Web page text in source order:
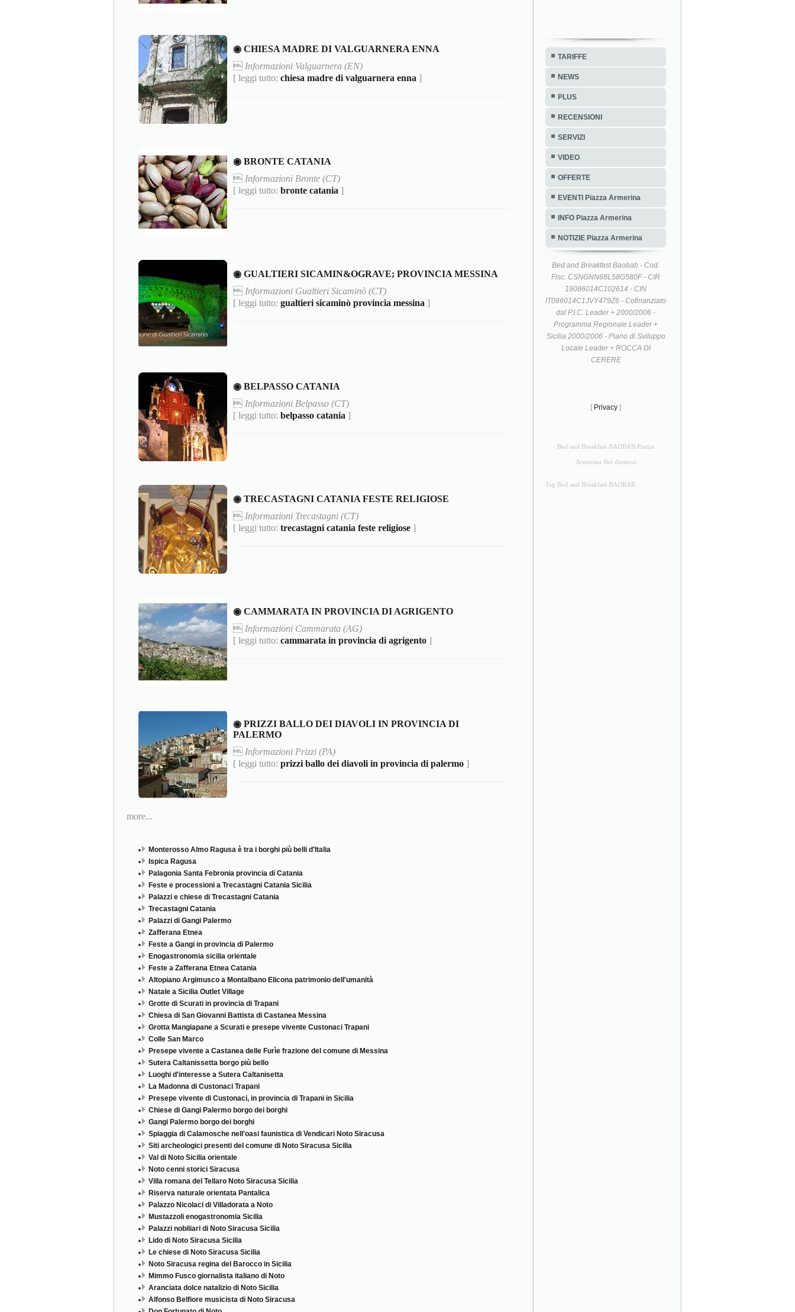
◉ CHIESA MADRE DI VALGUARNERA ENNA
 Informazioni Valguarnera (EN)
[ leggi tutto: chiesa madre di valguarnera enna ]
◉ BRONTE CATANIA
 Informazioni Bronte (CT)
[ leggi tutto: bronte catania ]
◉ GUALTIERI SICAMIN&OGRAVE; PROVINCIA MESSINA
 Informazioni Gualtieri Sicaminò (CT)
[ leggi tutto: gualtieri sicaminò provincia messina ]
◉ BELPASSO CATANIA
 Informazioni Belpasso (CT)
[ leggi tutto: belpasso catania ]
◉ TRECASTAGNI CATANIA FESTE RELIGIOSE
 Informazioni Trecastagni (CT)
[ leggi tutto: trecastagni catania feste religiose ]
◉ CAMMARATA IN PROVINCIA DI AGRIGENTO
 Informazioni Cammarata (AG)
[ leggi tutto: cammarata in provincia di agrigento ]
◉ PRIZZI BALLO DEI DIAVOLI IN PROVINCIA DI
PALERMO
 Informazioni Prizzi (PA)
[ leggi tutto: prizzi ballo dei diavoli in provincia di palermo ]
more...
Monterosso Almo Ragusa è tra i borghi più belli d'Italia
Ispica Ragusa
Palagonia Santa Febronia provincia di Catania
Feste e processioni a Trecastagni Catania Sicilia
Palazzi e chiese di Trecastagni Catania
Trecastagni Catania
Palazzi di Gangi Palermo
Zafferana Etnea
Feste a Gangi in provincia di Palermo
Enogastronomia sicilia orientale
Feste a Zafferana Etnea Catania
Altopiano Argimusco a Montalbano Elicona patrimonio dell'umanità
Natale a Sicilia Outlet Village
Grotte di Scurati in provincia di Trapani
Chiesa di San Giovanni Battista di Castanea Messina
Grotta Mangiapane a Scurati e presepe vivente Custonaci Trapani
Colle San Marco
Presepe vivente a Castanea delle Furìe frazione del comune di Messina
Sutera Caltanissetta borgo più bello
Luoghi d'interesse a Sutera Caltanisetta
La Madonna di Custonaci Trapani
Presepe vivente di Custonaci, in provincia di Trapani in Sicilia
Chiese di Gangi Palermo borgo dei borghi
Gangi Palermo borgo dei borghi
Spiaggia di Calamosche nell'oasi faunistica di Vendicari Noto Siracusa
Siti archeologici presenti del comune di Noto Siracusa Sicilia
Val di Noto Sicilia orientale
Noto cenni storici Siracusa
Villa romana del Tellaro Noto Siracusa Sicilia
Riserva naturale orientata Pantalica
Palazzo Nicolaci di Villadorata a Noto
Mustazzoli enogastronomia Sicilia
Palazzi nobiliari di Noto Siracusa Sicilia
Lido di Noto Siracusa Sicilia
Le chiese di Noto Siracusa Sicilia
Noto Siracusa regina del Barocco in Sicilia
Mimmo Fusco giornalista italiano di Noto
Aranciata dolce natalizio di Noto Sicilia
Alfonso Belfiore musicista di Noto Siracusa
TARIFFE
NEWS
PLUS
RECENSIONI
SERVIZI
VIDEO
OFFERTE
EVENTI Piazza Armerina
INFO Piazza Armerina
NOTIZIE Piazza Armerina
Bed and Breakfast Baobab - Cod.
Fisc. CSNGNN68L58G580F - CIR
19086014C102614 - CIN
IT086014C1JVY479Z6 - Cofinanziato
dal P.I.C. Leader + 2000/2006 -
Programma Regionale Leader +
Sicilia 2000/2006 - Piano di Sviluppo
Locale Leader + ROCCA DI
CERERE
[ Privacy ]
Bed and Breakfast BAOBAB Piazza
Armerina Nei dintorni
Tag Bed and Breakfast BAOBAB